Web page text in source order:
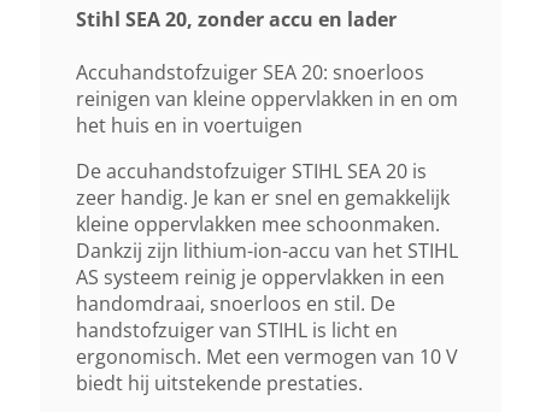
Stihl SEA 20, zonder accu en lader
Accuhandstofzuiger SEA 20: snoerloos
reinigen van kleine oppervlakken in en om
het huis en in voertuigen
De accuhandstofzuiger STIHL SEA 20 is
zeer handig. Je kan er snel en gemakkelijk
kleine oppervlakken mee schoonmaken.
Dankzij zijn lithium-ion-accu van het STIHL
AS systeem reinig je oppervlakken in een
handomdraai, snoerloos en stil. De
handstofzuiger van STIHL is licht en
ergonomisch. Met een vermogen van 10 V
biedt hij uitstekende prestaties.
Gewicht (droog)
1,1 Kg
Aanbevolen Accu
AS 2
Max. Vacuüm Aan Het Einde Van De Slang
65 Mbar
Volumestroom Op Turbine
42 Cf/min